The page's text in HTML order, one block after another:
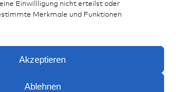
Einwillligung nicht erteilst oder
Merkmale und Funktionen
Akzeptieren
Ablehnen